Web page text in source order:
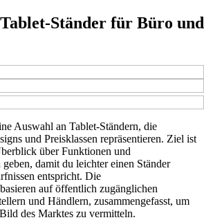
Ständer für Büro und
Auswahl an Tablet-Ständern, die
und Preisklassen repräsentieren. Ziel ist
über Funktionen und
damit du leichter einen Ständer
entspricht. Die
auf öffentlich zugänglichen
und Händlern, zusammengefasst, um
des Marktes zu vermitteln.